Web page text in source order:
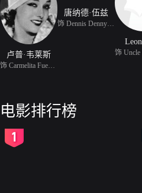
卢普·韦莱斯
唐纳德·伍兹
饰 Dennis Denny Linds
电影排行榜